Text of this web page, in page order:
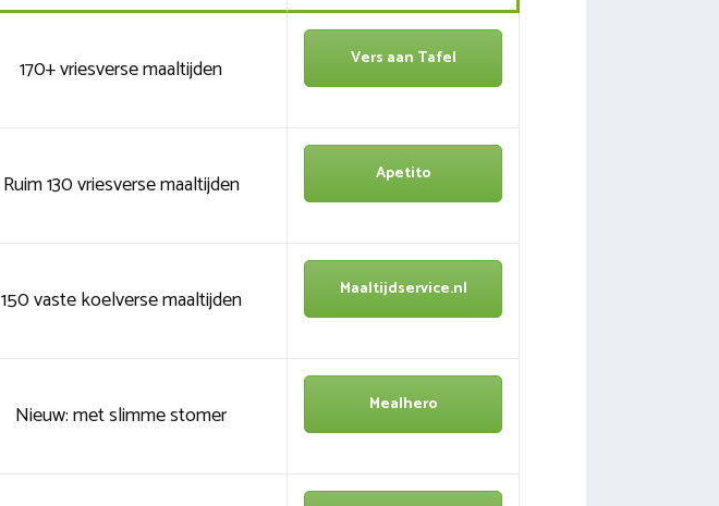
170+ vriesverse maaltijden Vers aan Tafel
Ruim 130 vriesverse maaltijden Apetito
150 vaste koelverse maaltijden Maaltijdservice.nl
Nieuw: met slimme stomer Mealhero